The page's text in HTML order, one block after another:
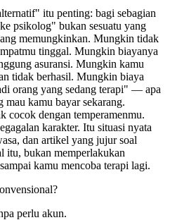
itu penting: bagi sebagian
psikolog" bukan sesuatu yang
memungkinkan. Mungkin tidak
tinggal. Mungkin biayanya
asuransi. Mungkin kamu
tidak berhasil. Mungkin biaya
orang yang sedang terapi" — apa
kamu bayar sekarang.
cocok dengan temperamenmu.
karakter. Itu situasi nyata
dan artikel yang jujur soal
itu, bukan memperlakukan
kamu mencoba terapi lagi.
perlu akun.